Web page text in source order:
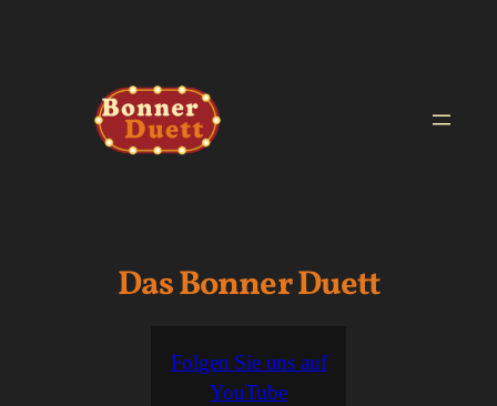
Das Bonner Duett
Folgen Sie uns auf
YouTube